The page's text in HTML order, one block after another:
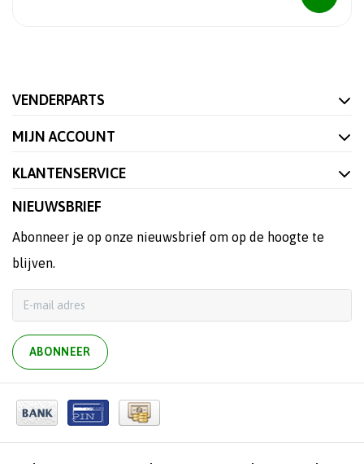
VENDERPARTS
MIJN ACCOUNT
KLANTENSERVICE
NIEUWSBRIEF
Abonneer je op onze nieuwsbrief om op de hoogte te
blijven.
ABONNEER